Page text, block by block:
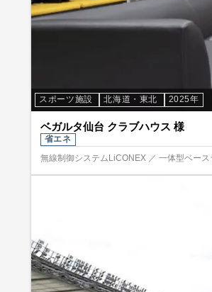
スポーツ施設 北海道・東北 2025年
ベガルタ仙台 クラブハウス 様
省エネ
無線制御システムLiCONEX ／ 一体型ベー